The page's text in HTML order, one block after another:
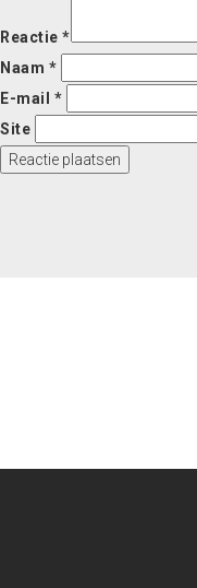
Reactie *
Naam *
E-mail *
Site